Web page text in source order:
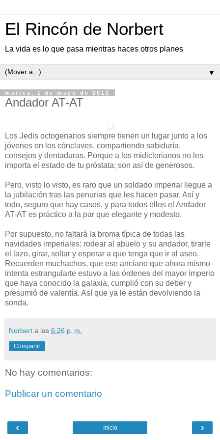
El Rincón de Norbert
La vida es lo que pasa mientras haces otros planes
▼
martes, 1 de mayo de 2012
Andador AT-AT
Los Jedis octogenarios siempre tienen un lugar junto a los
jóvenes en los cónclaves, compartiendo sabiduría,
consejos y dentaduras. Porque a los midiclorianos no les
importa el estado de tu próstata; son así de generosos.
Pero, visto lo visto, es raro que un soldado imperial llegue a
la jubilación tras las penurias que les hacen pasar. Así y
todo, seguro que hay casos, y para todos ellos el Andador
AT-AT es práctico a la par que elegante y modesto.
Por supuesto, no faltará la broma típica de todas las
navidades imperiales: rodear al abuelo y su andador, tirarle
el lazo, girar, soltar y esperar a que tenga que ir al aseo.
Recuerden muchachos, que ese anciano que ahora mismo
intenta estrangularte estuvo a las órdenes del mayor imperio
que haya conocido la galaxia, cumplió con su deber y
presumió de valentía. Así que ya le están devolviendo la
sonda.
Norbert a las 6:26 p. m.
Compartir
No hay comentarios:
Publicar un comentario
‹ ›
Inicio